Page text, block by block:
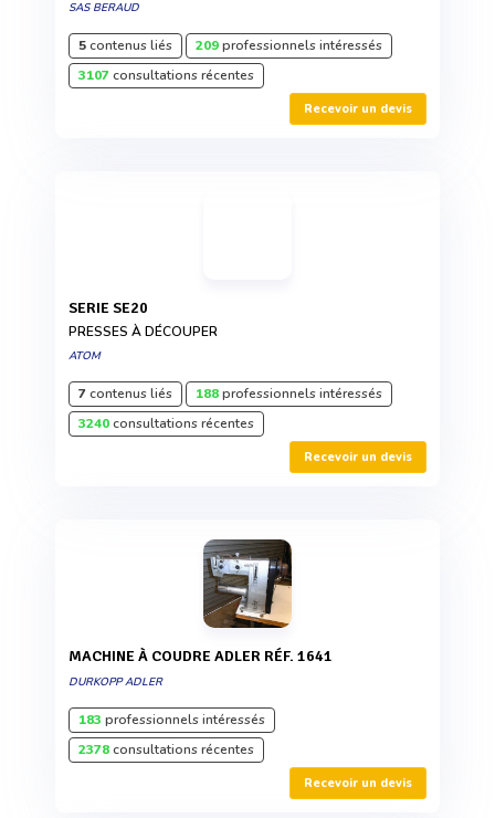
SAS BERAUD
5contenus liés 209professionnels intéressés
3107consultations récentes
Recevoir un devis
SERIE SE20
PRESSES À DÉCOUPER
ATOM
7contenus liés 188professionnels intéressés
3240consultations récentes
Recevoir un devis
MACHINE À COUDRE ADLER RÉF. 1641
DURKOPP ADLER
183 professionnels intéressés
2378consultations récentes
Recevoir un devis